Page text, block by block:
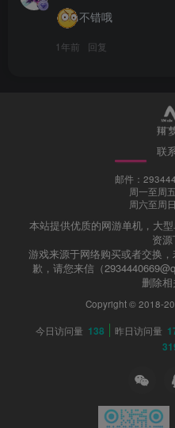
不错哦
1年前 回复
联
邮件：
周一至周
周六至周
本站提供优质的网游单机，大
资源
游戏来源于网络购买或者交换
歉，请您来信（
删除相
Copyright © 2018-
今日访问量 138 昨日访问量